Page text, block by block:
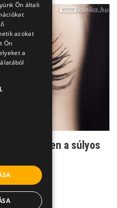
fel időben a súlyos
Ön általi
azokat
Ön
a